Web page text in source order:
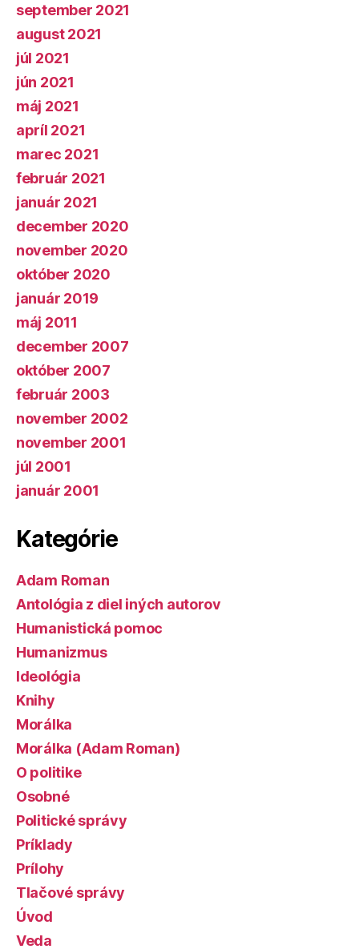
september 2021
august 2021
júl 2021
jún 2021
máj 2021
apríl 2021
marec 2021
február 2021
január 2021
december 2020
november 2020
október 2020
január 2019
máj 2011
december 2007
október 2007
február 2003
november 2002
november 2001
júl 2001
január 2001
Kategórie
Adam Roman
Antológia z diel iných autorov
Humanistická pomoc
Humanizmus
Ideológia
Knihy
Morálka
Morálka (Adam Roman)
O politike
Osobné
Politické správy
Príklady
Prílohy
Tlačové správy
Úvod
Veda